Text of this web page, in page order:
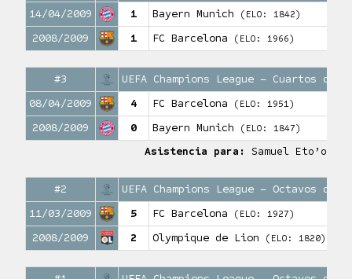
14/04/2009
1 Bayern Munich (ELO: 1842)
2008/2009 1 FC Barcelona (ELO: 1966)
#3
UEFA Champions League – Cuartos
08/04/2009
4 FC Barcelona (ELO: 1951)
2008/2009 0 Bayern Munich (ELO: 1847)
Asistencia para: Samuel Eto’o
#2
UEFA Champions League – Octavos
11/03/2009
5 FC Barcelona (ELO: 1927)
2008/2009 2 Olympique de Lion (ELO: 1820)